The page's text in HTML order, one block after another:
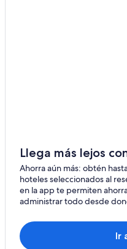
Casas rurales en
Condominios en
Cruceros en Guayaquil
Hostales en Guayaquil
Apart-Hoteles en
Hoteles de golf en
Llega más lejos
Ahorra aún más: obtén
hoteles seleccionados al
en la app te permiten
administrar todo desde
Ir